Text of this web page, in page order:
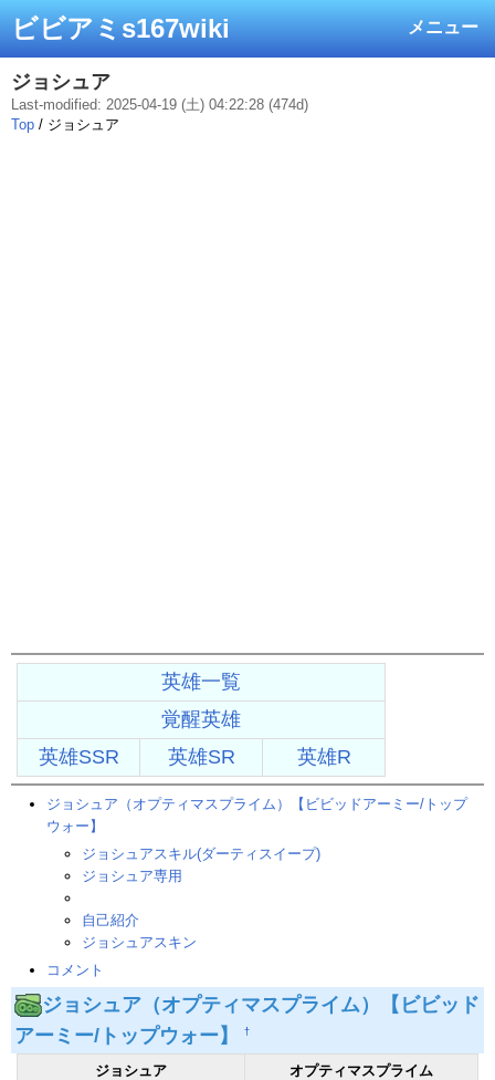
メニュー
ビビアミs167wiki
ジョシュア
Last-modified: 2025-04-19 (土) 04:22:28 (474d)
Top / ジョシュア
英雄一覧
覚醒英雄
英雄SSR
英雄SR 英雄R
ジョシュア（オプティマスプライム）【ビビッドアーミー/トップ
ウォー】
ジョシュアスキル(ダーティスイープ)
ジョシュア専用
自己紹介
ジョシュアスキン
コメント
ジョシュア（オプティマスプライム）【ビビッド
アーミー/トップウォー】
†
ジョシュア オプティマスプライム